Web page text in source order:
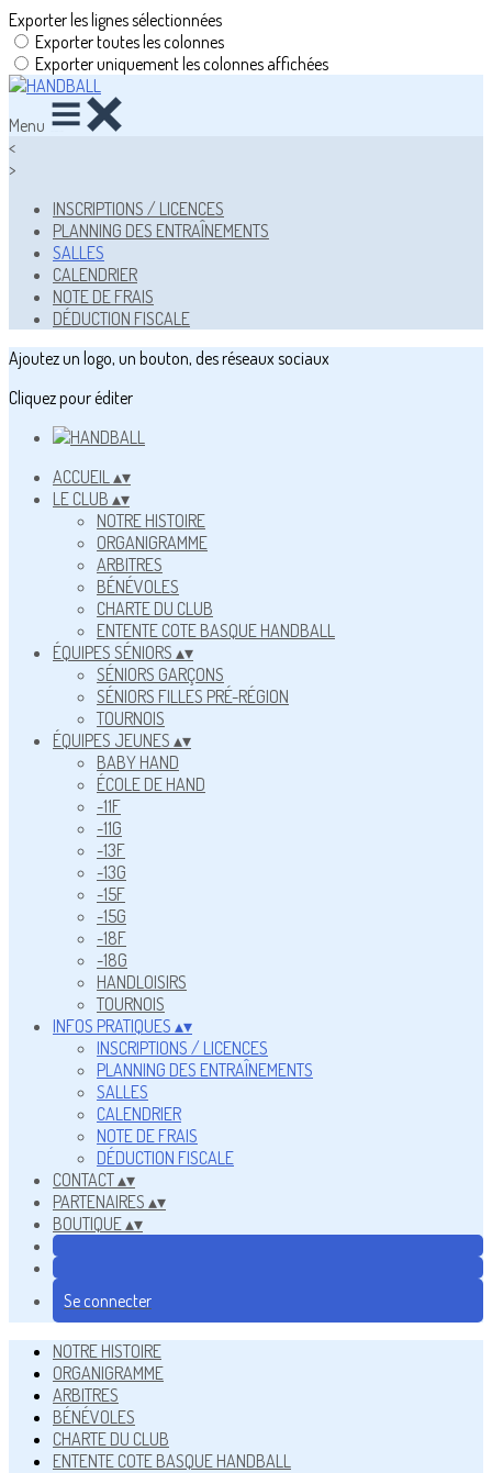
Exporter les lignes sélectionnées
Exporter toutes les colonnes
Exporter uniquement les colonnes affichées
Menu
<
>
INSCRIPTIONS / LICENCES
PLANNING DES ENTRAÎNEMENTS
SALLES
CALENDRIER
NOTE DE FRAIS
DÉDUCTION FISCALE
Ajoutez un logo, un bouton, des réseaux sociaux
Cliquez pour éditer
ACCUEIL▴▾
LE CLUB ▴▾
NOTRE HISTOIRE
ORGANIGRAMME
ARBITRES
BÉNÉVOLES
CHARTE DU CLUB
ENTENTE COTE BASQUE HANDBALL
ÉQUIPES SÉNIORS ▴▾
SÉNIORS GARÇONS
SÉNIORS FILLES PRÉ-RÉGION
TOURNOIS
ÉQUIPES JEUNES ▴▾
BABY HAND
ÉCOLE DE HAND
-11F
-11G
-13F
-13G
-15F
-15G
-18F
-18G
HANDLOISIRS
TOURNOIS
INFOS PRATIQUES ▴▾
INSCRIPTIONS / LICENCES
PLANNING DES ENTRAÎNEMENTS
SALLES
CALENDRIER
NOTE DE FRAIS
DÉDUCTION FISCALE
CONTACT▴▾
PARTENAIRES ▴▾
BOUTIQUE▴▾
Se connecter
NOTRE HISTOIRE
ORGANIGRAMME
ARBITRES
BÉNÉVOLES
CHARTE DU CLUB
ENTENTE COTE BASQUE HANDBALL